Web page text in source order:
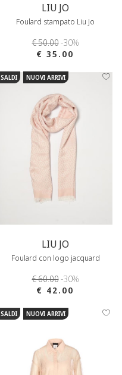
LIU JO
Foulard stampato Liu Jo
€ 50.00-30%
€ 35.00
SALDI NUOVI ARRIVI
LIU JO
Foulard con logo jacquard
€ 60.00-30%
€ 42.00
SALDI NUOVI ARRIVI